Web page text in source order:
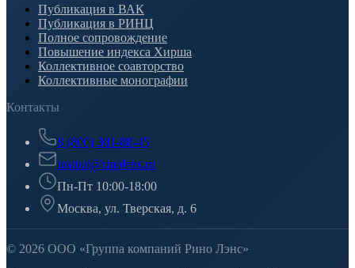
Публикация в ВАК
Публикация в РИНЦ
Полное сопровождение
Повышение индекса Хирша
Коллективное соавторство
Коллективные монографии
Контакты
8 (800) 301-88-45
institut@rinolens.ru
Пн-Пт 10:00-18:00
Москва, ул. Тверская, д. 6
© 2026 ООО «Группа компаний Рино Лэнс»